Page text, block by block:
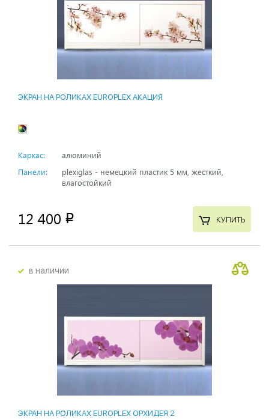
ЭКРАН НА РОЛИКАХ EUROPLEX АКАЦИЯ
Каркас:
алюминий
Панели:
plexiglas - немецкий пластик 5 мм, жесткий,
влагостойкий
12 400 p КУПИТЬ
в наличии
ЭКРАН НА РОЛИКАХ EUROPLEX ОРХИДЕЯ 2